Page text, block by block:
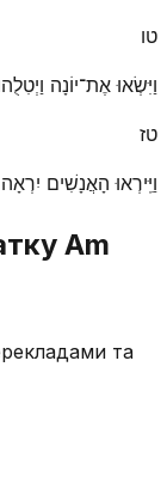
טו
וַיִּשְׂאוּ אֶת־יוֹנָה
טז
וַיִּֽירְאוּ הָאֲנָשִׁים
Am
та